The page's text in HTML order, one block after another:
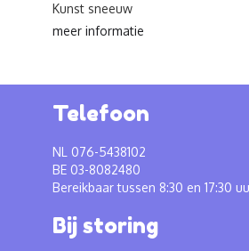
Kunst sneeuw
meer informatie
Telefoon
NL 076-5438102
BE 03-8082480
Bereikbaar tussen 8:30 en 17:30
Bij storing